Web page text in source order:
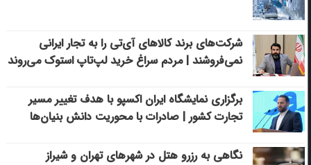
شرکت‌های برند کالاهای آی‌تی را به تجار ایرانی
نمی‌فروشند | مردم سراغ خرید لپ‌تاپ استوک می‌روند
برگزاری نمایشگاه ایران اکسپو با هدف تغییر مسیر
تجارت کشور | صادرات با محوریت دانش بنیان‌ها
نگاهی به رزرو هتل در شهرهای تهران و شیراز